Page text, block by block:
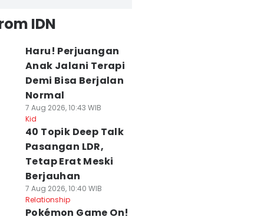
IDN
Haru! Perjuangan
Anak Jalani Terapi
Demi Bisa Berjalan
Normal
7 Aug 2026, 10:43 WIB
Kid
40 Topik Deep Talk
Pasangan LDR,
Tetap Erat Meski
Berjauhan
7 Aug 2026, 10:40 WIB
Relationship
Pokémon Game On!